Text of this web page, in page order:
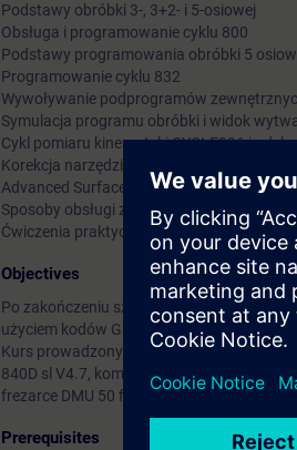
Podstawy obróbki 3-, 3+2- i 5-osiowej
Obsługa i programowanie cyklu 800
Podstawy programowania obróbki 5
Programowanie cyklu 832
Wywoływanie podprogramów
Symulacja programu obróbki i widok
Cykl pomiaru kinematyki CYCLE996 i
Korekcja narzędzia 3D
Advanced Surface i Top Surface
Sposoby obsługi zdarzeń awaryjnych
Ćwiczenia praktyczne
Objectives
Po zakończeniu szkolenia uczestnik
użyciem kodów G i ShopMill.
Kurs prowadzony jest na stanowiskach
840D sl V4.7, komputerach PC
frezarce DMU 50 firmy DMG-MORI.
Prerequisites